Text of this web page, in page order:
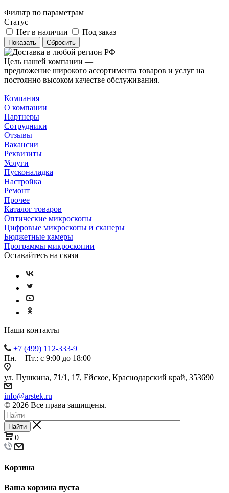
Фильтр по параметрам
Статус
Нет в наличии
Под заказ
Сбросить
Цель нашей компании —
предложение широкого ассортимента товаров и услуг на
постоянно высоком качестве обслуживания.
Компания
О компании
Партнеры
Сотрудники
Отзывы
Вакансии
Реквизиты
Услуги
Пусконаладка
Настройка
Ремонт
Прочее
Каталог товаров
Оптические микроскопы
Цифровые микроскопы и сканеры
Бюджетные камеры
Программы микроскопии
Оставайтесь на связи
Наши контакты
+7 (499) 112-333-9
Пн. – Пт.: с 9:00 до 18:00
ул. Пушкина, 71/1, 17, Ейское, Краснодарский край, 353690
info@arstek.ru
© 2026 Все права защищены.
Найти
0
Корзина
Ваша корзина пуста